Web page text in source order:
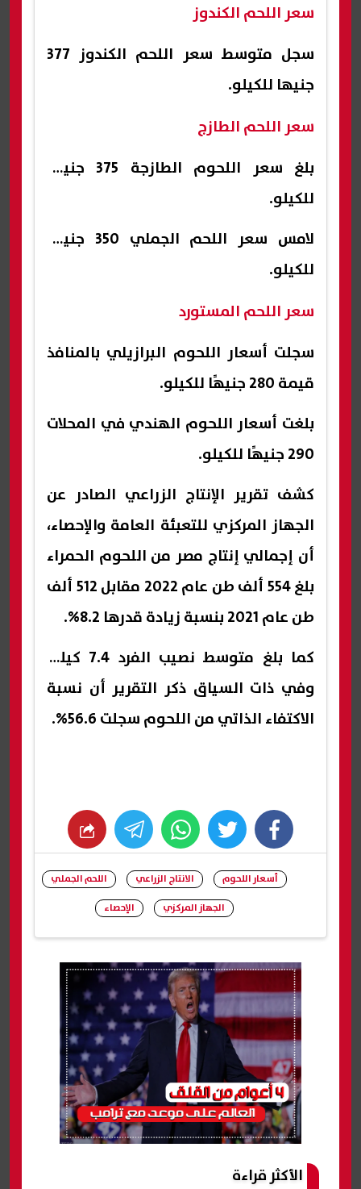
سعر اللحم الكندوز
سجل متوسط سعر اللحم الكندوز 377
جنيها للكيلو.
سعر اللحم الطازج
بلغ سعر اللحوم الطازجة 375 جنيها
للكيلو.
لامس سعر اللحم الجملي 350 جنيهًا
للكيلو.
سعر اللحم المستورد
سجلت أسعار اللحوم البرازيلي بالمنافذ
قيمة 280 جنيهًا للكيلو.
بلغت أسعار اللحوم الهندي في المحلات
290 جنيهًا للكيلو.
كشف تقرير الإنتاج الزراعي الصادر عن
الجهاز المركزي للتعبئة العامة والإحصاء،
أن إجمالي إنتاج مصر من اللحوم الحمراء
بلغ 554 ألف طن عام 2022 مقابل 512 ألف
طن عام 2021 بنسبة زيادة قدرها 8.2%.
كما بلغ متوسط نصيب الفرد 7.4 كيلو،
وفي ذات السياق ذكر التقرير أن نسبة
الاكتفاء الذاتي من اللحوم سجلت 56.6%.
facebook
twitter
whats
أسعار اللحوم الانتاج الزراعي
اللحم الجملي
الجهاز المركزي
الإحصاء
الأكثر قراءة